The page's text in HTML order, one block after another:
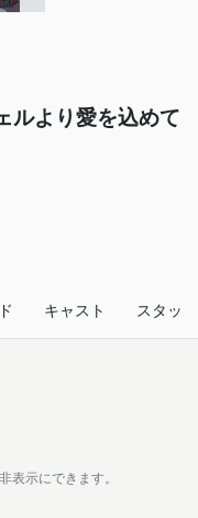
ルより愛を込めて
キャスト スタッフ
表示にできます。